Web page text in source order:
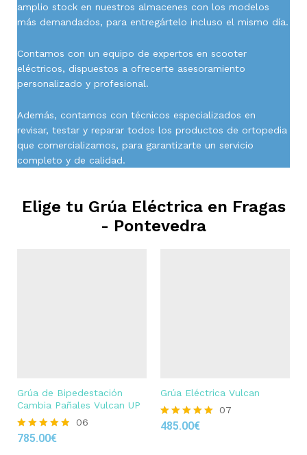
amplio stock en nuestros almacenes con los modelos
más demandados, para entregártelo incluso el mismo día.
Contamos con un equipo de expertos en scooter
eléctricos, dispuestos a ofrecerte asesoramiento
personalizado y profesional.
Además, contamos con técnicos especializados en
revisar, testar y reparar todos los productos de ortopedia
que comercializamos, para garantizarte un servicio
completo y de calidad.
Elige tu Grúa Eléctrica en Fragas
- Pontevedra
Grúa de Bipedestación
Cambia Pañales Vulcan UP
Rated
06
785.00€
Grúa Eléctrica Vulcan
Rated
07
485.00€